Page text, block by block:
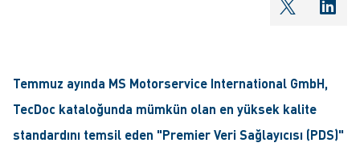
Temmuz ayında MS Motorservice International GmbH,
TecDoc kataloğunda mümkün olan en yüksek kalite
standardını temsil eden "Premier Veri Sağlayıcısı (PDS)"